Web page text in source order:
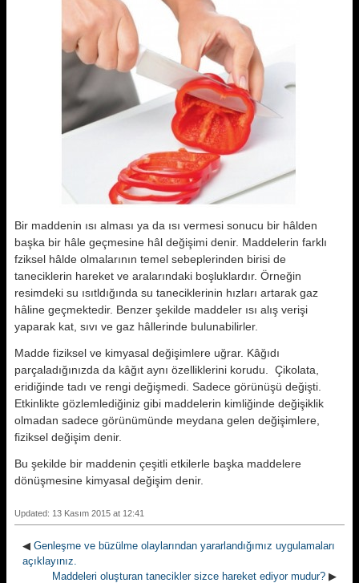
Bir maddenin ısı alması ya da ısı vermesi sonucu bir hâlden
başka bir hâle geçmesine hâl değişimi denir. Maddelerin farklı
fziksel hâlde olmalarının temel sebeplerinden birisi de
taneciklerin hareket ve aralarındaki boşluklardır. Örneğin
resimdeki su ısıtldığında su taneciklerinin hızları artarak gaz
hâline geçmektedir. Benzer şekilde maddeler ısı alış verişi
yaparak kat, sıvı ve gaz hâllerinde bulunabilirler.
Madde fiziksel ve kimyasal değişimlere uğrar. Kâğıdı
parçaladığınızda da kâğıt aynı özelliklerini korudu. Çikolata,
eridiğinde tadı ve rengi değişmedi. Sadece görünüşü değişti.
Etkinlikte gözlemlediğiniz gibi maddelerin kimliğinde değişiklik
olmadan sadece görünümünde meydana gelen değişimlere,
fiziksel değişim denir.
Bu şekilde bir maddenin çeşitli etkilerle başka maddelere
dönüşmesine kimyasal değişim denir.
Updated: 13 Kasım 2015 at 12:41
◀ Genleşme ve büzülme olaylarından yararlandığımız uygulamaları
açıklayınız.
Maddeleri oluşturan tanecikler sizce hareket ediyor mudur? ▶